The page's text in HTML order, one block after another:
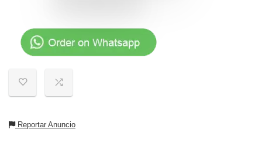
Reportar Anuncio